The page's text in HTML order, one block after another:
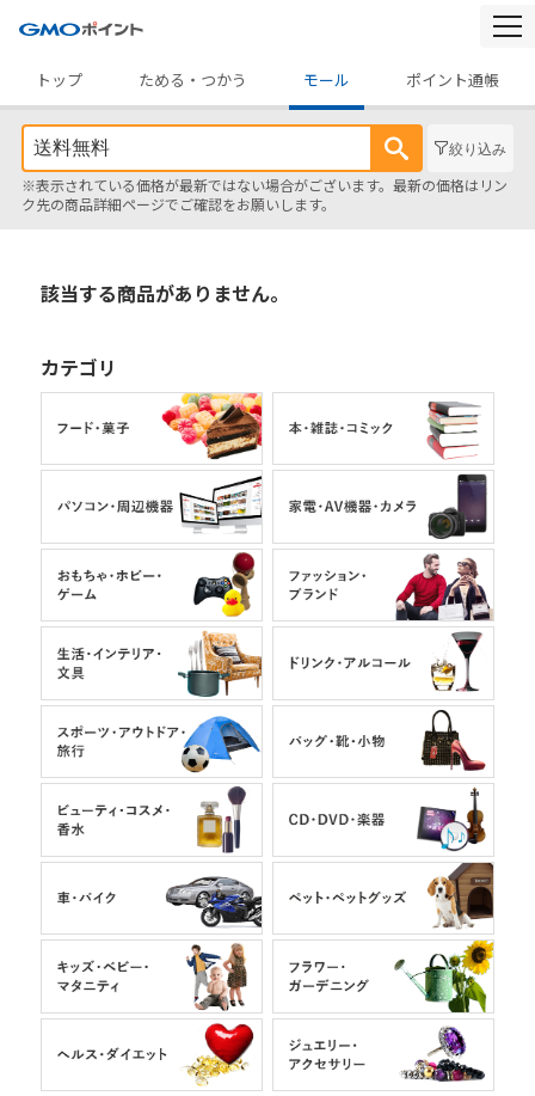
トップ
ためる・つかう モール ポイント通帳
絞り込み
※表示されている価格が最新ではない場合がございます。最新の価格はリン
ク先の商品詳細ページでご確認をお願いします。
該当する商品がありません。
カテゴリ